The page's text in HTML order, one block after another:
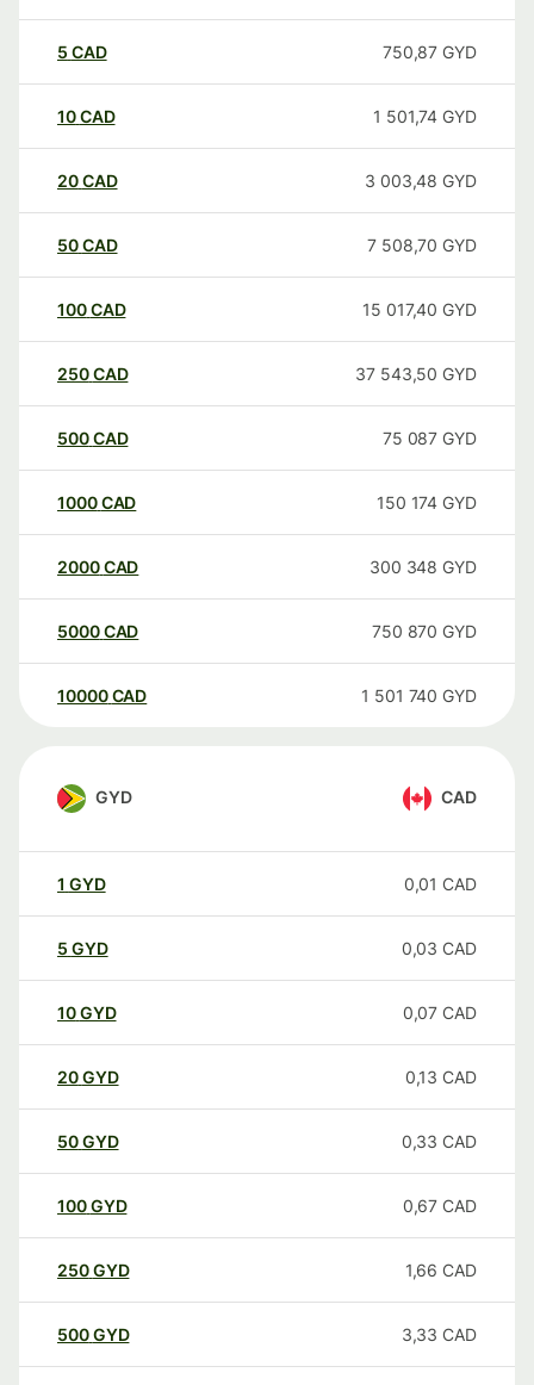
5 CAD 750,87 GYD
10CAD 1 501,74 GYD
20CAD 3 003,48 GYD
50CAD 7 508,70 GYD
100CAD 15 017,40 GYD
250CAD 37 543,50 GYD
500CAD 75 087 GYD
1000CAD 150 174 GYD
2000CAD 300 348 GYD
5000CAD 750 870 GYD
10000 CAD 1 501 740 GYD
GYD CAD
1 GYD 0,01 CAD
5 GYD 0,03 CAD
10GYD 0,07 CAD
20GYD 0,13 CAD
50GYD 0,33 CAD
100GYD 0,67 CAD
250GYD 1,66 CAD
500GYD 3,33 CAD